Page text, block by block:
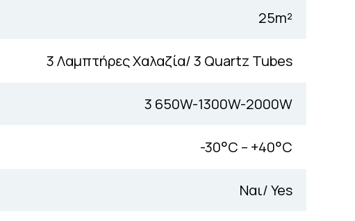
25m²
3 Λαμπτήρες Χαλαζία/ 3 Quartz Tubes
3 650W-1300W-2000W
-30°C – +40°C
Ναι/ Yes